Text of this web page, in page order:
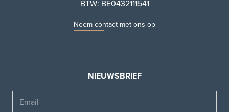
BTW: BE0432111541
Neem contact met ons op
NIEUWSBRIEF